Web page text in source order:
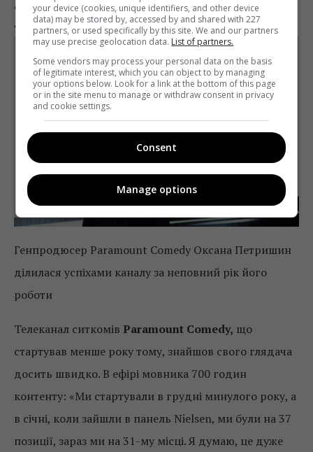
Фішка каналу «УНІАН» – трансляції матчів
української прем’єр-ліги.
Генпродюсер Paramount Comedy Оксана Петришин
ділилася успіхами каналу за неповний рік його
роботи
Телеканал ситкомів Paramount Comedy, що
стартував менше року тому, знайшов свого глядача
досить швидко. В ефірі мовника 700 годин
контенту: «Ми стартували в грудні минулого року, а
в січні, коли зайшли в панель Nielsen, ми були на 37
позиції, зараз ми на 31-му місці. Я думаю, це дуже
your device (cookies, unique identifiers, and other device
data) may be stored by, accessed by and shared with 227
partners, or used specifically by this site. We and our partners
may use precise geolocation data. List of partners.
Some vendors may process your personal data on the basis
of legitimate interest, which you can object to by managing
your options below. Look for a link at the bottom of this page
or in the site menu to manage or withdraw consent in privacy
and cookie settings.
Consent
Manage options